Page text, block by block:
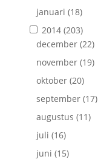
januari (18)
2014(203)
december(22)
november(19)
oktober(20)
september(17)
augustus (11)
juli (16)
juni (15)